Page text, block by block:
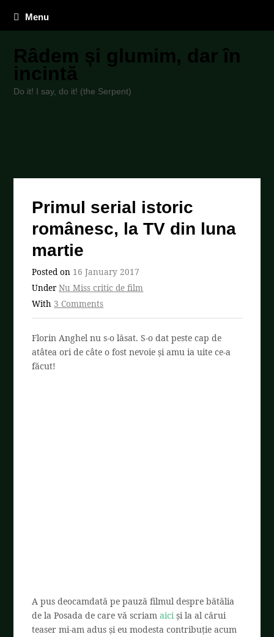
Menu
Râdem și glumim, dar în
incintă
Do it! I say, do it! (the Serpent)
Primul serial istoric
românesc, la TV din luna
martie
Posted on 16 January 2017
UnderNu Miss critic de film
With 3 Comments
Florin Anghel nu s-o lăsat. S-o dat peste cap de
atâtea ori de câte o fost nevoie și amu ia uite ce-a
făcut!
A pus deocamdată pe pauză filmul despre bătălia
de la Posada de care vă scriamaiciși la al cărui
teaser mi-am adus și eu modesta contribuție acum